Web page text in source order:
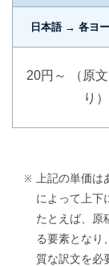
日本語 → 各ヨ
20円～ （原
り）
上記の単価
によって上下
たとえば、原
る要素となり
質な訳文を必